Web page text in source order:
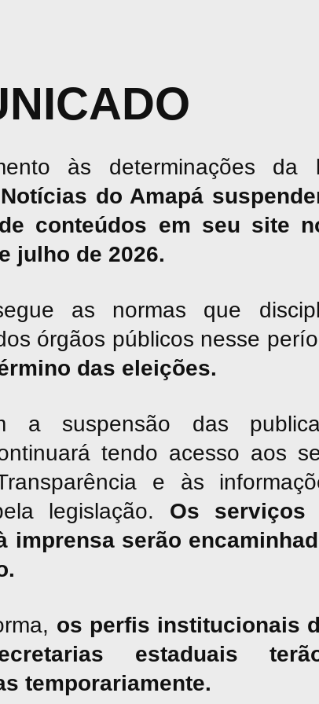
às determinações da
do Amapá
conteúdos em seu site
julho de 2026.
as normas que
órgãos públicos nesse
das eleições.
a suspensão das
tendo acesso aos
e às
legislação. Os serviços
imprensa serão
os perfis institucionais
estaduais
temporariamente.